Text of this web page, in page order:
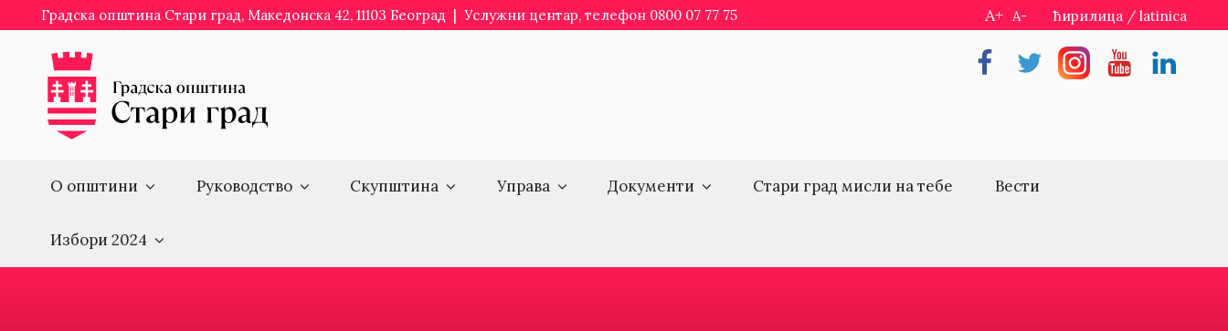
to
content
Градска општина Стари град, Македонска 42, 11103 Београд | Услужни центар, телефон 0800 07 77 75 A+ A- ћирилица / latinica
FacebookTwitterInstragramYoutubeLinkedin
О општини Руководство Скупштина Управа Документи Стари град мисли на тебе Вести
Избори 2024